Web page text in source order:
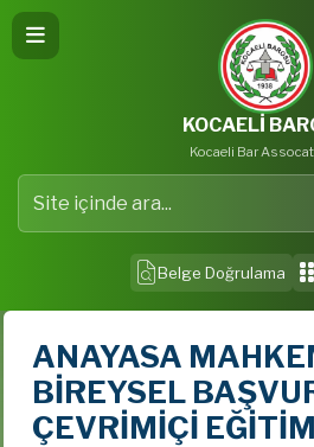
KOCAELİ
Kocaeli Bar
Site içinde ara
Belge Doğrulama
ANAYASA
BİREYSEL
ÇEVRİMİÇİ